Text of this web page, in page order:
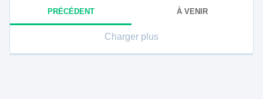
PRÉCÉDENT À VENIR
Charger plus